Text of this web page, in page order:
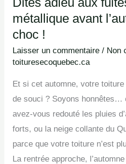
métallique avant
choc !
Laisser un commentaire / Non
toituresecoquebec.ca
Et si cet automne, votre
de souci ? Soyons honnêtes…
avez-vous redouté les pluies
forts, ou la neige collante du
parce que votre toiture n’est
La rentrée approche,